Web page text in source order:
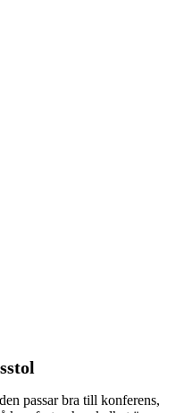
passar bra till konferens,